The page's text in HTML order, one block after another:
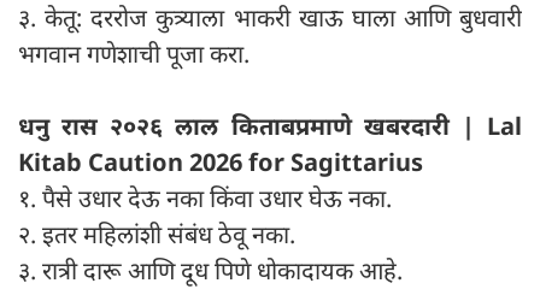
३. केतू: दररोज कुत्र्याला भाकरी खाऊ घाला आणि बुधवारी
भगवान गणेशाची पूजा करा.
धनु रास २०२६ लाल किताबप्रमाणे खबरदारी | Lal
Kitab Caution 2026 for Sagittarius
१. पैसे उधार देऊ नका किंवा उधार घेऊ नका.
२. इतर महिलांशी संबंध ठेवू नका.
३. रात्री दारू आणि दूध पिणे धोकादायक आहे.